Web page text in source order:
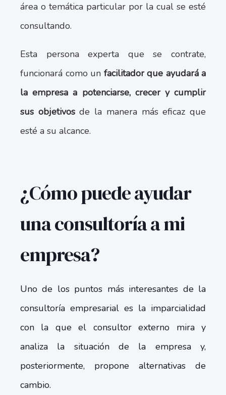
área o temática particular por la cual se esté
consultando.
Esta persona experta que se contrate,
funcionará como un facilitador que ayudará a
la empresa a potenciarse, crecer y cumplir
sus objetivosde la manera más eficaz que
esté a su alcance.
¿Cómo puede ayudar
una consultoría a mi
empresa?
Uno de los puntos más interesantes de la
consultoría empresarial es la imparcialidad
con la que el consultor externo mira y
analiza la situación de la empresa y,
posteriormente, propone alternativas de
cambio.